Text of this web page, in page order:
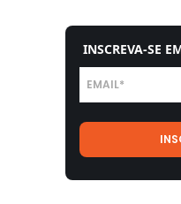
INSCREVA-SE